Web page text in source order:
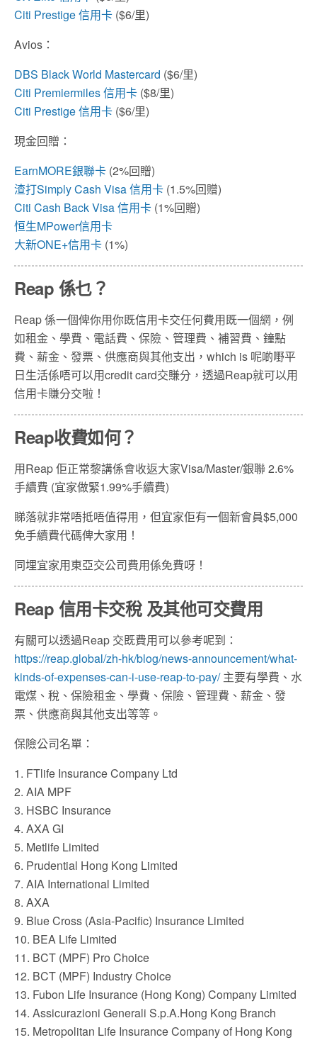
Citi Prestige 信用卡 ($6/里)
Avios：
DBS Black World Mastercard ($6/里)
Citi Premiermiles 信用卡 ($8/里)
Citi Prestige 信用卡 ($6/里)
現金回贈：
EarnMORE銀聯卡 (2%回贈)
渣打Simply Cash Visa 信用卡 (1.5%回贈)
Citi Cash Back Visa 信用卡 (1%回贈)
恒生MPower信用卡
大新ONE+信用卡 (1%)
Reap 係乜？
Reap 係一個俾你用你既信用卡交任何費用既一個網，例
如租金、學費、電話費、保險、管理費、補習費、鐘點
費、薪金、發票、供應商與其他支出，which is 呢啲嘢平
日生活係唔可以用credit card交賺分，透過Reap就可以用
信用卡賺分交啦！
Reap收費如何？
用Reap 佢正常黎講係會收返大家Visa/Master/銀聯 2.6%
手續費 (宜家做緊1.99%手續費)
睇落就非常唔抵唔值得用，但宜家佢有一個新會員$5,000
免手續費代碼俾大家用！
同埋宜家用東亞交公司費用係免費呀！
Reap 信用卡交稅 及其他可交費用
有關可以透過Reap 交既費用可以參考呢到：
https://reap.global/zh-hk/blog/news-announcement/what-
kinds-of-expenses-can-i-use-reap-to-pay/主要有學費、水
電煤、稅、保險租金、學費、保險、管理費、薪金、發
票、供應商與其他支出等等。
保險公司名單：
1. FTlife Insurance Company Ltd
2. AIA MPF
3. HSBC Insurance
4. AXA GI
5. Metlife Limited
6. Prudential Hong Kong Limited
7. AIA International Limited
8. AXA
9. Blue Cross (Asia-Pacific) Insurance Limited
10. BEA Life Limited
11. BCT (MPF) Pro Choice
12. BCT (MPF) Industry Choice
13. Fubon Life Insurance (Hong Kong) Company Limited
14. Assicurazioni Generali S.p.A.Hong Kong Branch
15. Metropolitan Life Insurance Company of Hong Kong